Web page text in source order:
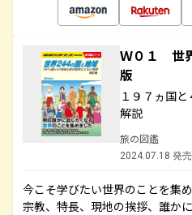
Ｗ０１ 世
版
１９７ヵ国
解説
旅の図鑑
2024.07.18 発売
今こそ学びたい世界のことを集
宗教、特長、現地の挨拶、誰か